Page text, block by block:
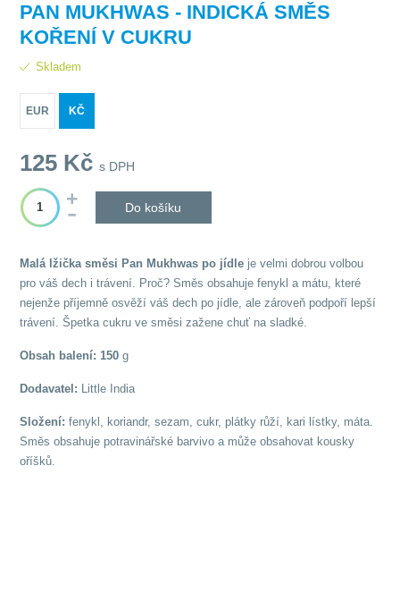
PAN MUKHWAS - INDICKÁ SMĚS
KOŘENÍ V CUKRU
Skladem
EUR KČ
125 Kčs DPH
Do košíku
Malá lžička směsi Pan Mukhwas po jídle je velmi dobrou volbou
pro váš dech i trávení. Proč? Směs obsahuje fenykl a mátu, které
nejenže příjemně osvěží váš dech po jídle, ale zároveň podpoří lepší
trávení. Špetka cukru ve směsi zažene chuť na sladké.
Obsah balení: 150 g
Dodavatel: Little India
Složení: fenykl, koriandr, sezam, cukr, plátky růží, kari lístky, máta.
Směs obsahuje potravinářské barvivo a může obsahovat kousky
oříšků.